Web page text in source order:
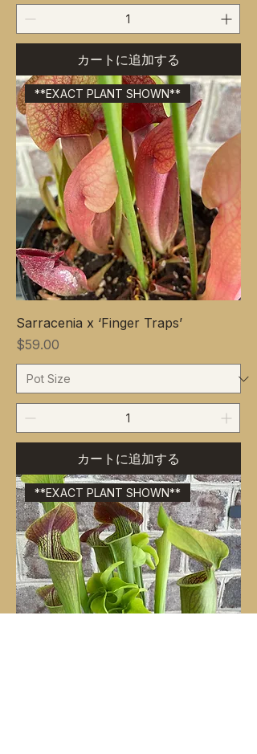
カートに追加する
**EXACT PLANT SHOWN**
Sarracenia x ‘Finger Traps’
価格
$59.00
カートに追加する
**EXACT PLANT SHOWN**